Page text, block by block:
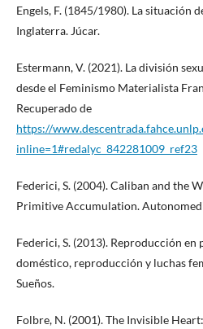
Engels, F. (1845/1980). La situación
Inglaterra. Júcar.
Estermann, V. (2021). La división
desde el Feminismo Materialista
Recuperado de
https://
inline=1#redalyc_842281009_ref23
Federici, S. (2004). Caliban and the
Primitive Accumulation.
Federici, S. (2013). Reproducción en
doméstico, reproducción y luchas
Sueños.
Folbre, N. (2001). The Invisible